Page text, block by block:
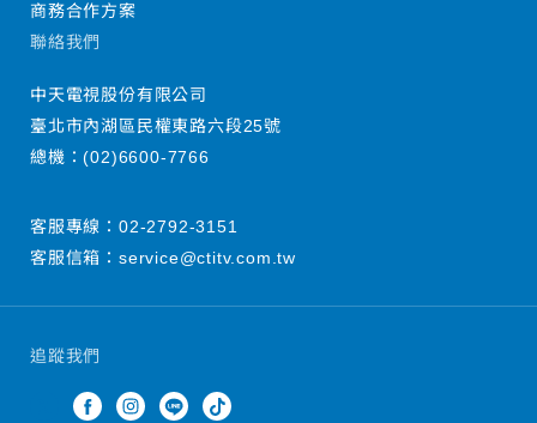
追蹤我們
商務合作方案
聯絡我們
中天電視股份有限公司
臺北市內湖區民權東路六段25號
總機：(02)6600-7766
客服專線： 02-2792-3151
客服信箱： service@ctitv.com.tw